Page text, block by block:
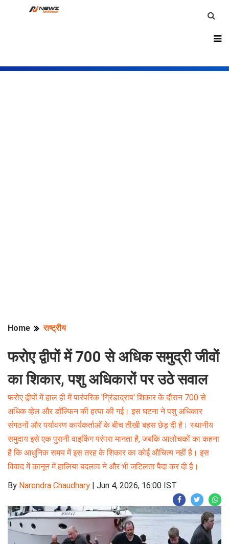
Home राष्ट्रीय
फरोए द्वीपों में 700 से अधिक समुद्री जीवों
का शिकार, पशु अधिकारों पर उठे सवाल
फरोए द्वीपों में हाल ही में पारंपरिक 'ग्रिंडाद्राप' शिकार के दौरान 700 से
अधिक व्हेल और डॉल्फिन की हत्या की गई। इस घटना ने पशु अधिकार
संगठनों और पर्यावरण कार्यकर्ताओं के बीच तीखी बहस छेड़ दी है। स्थानीय
समुदाय इसे एक पुरानी वाइकिंग परंपरा मानता है, जबकि आलोचकों का कहना
है कि आधुनिक समय में इस तरह के शिकार का कोई औचित्य नहीं है। इस
विवाद में कानून में हालिया बदलाव ने और भी जटिलता पैदा कर दी है।
By Narendra Chaudhary | Jun 4, 2026, 16:00 IST